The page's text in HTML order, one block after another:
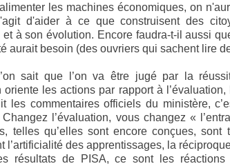
les machines économiques, on
d'aider à ce que construisent des
à son évolution. Encore faudra-t-il aussi
aurait besoin (des ouvriers qui sachent lire
sait que l’on va être jugé par la
oriente les actions par rapport à
les commentaires officiels du ministère,
l’évaluation, vous changez «
telles qu’elles sont encore conçues, sont
l’artificialité des apprentissages, la
résultats de PISA, ce sont les réactions